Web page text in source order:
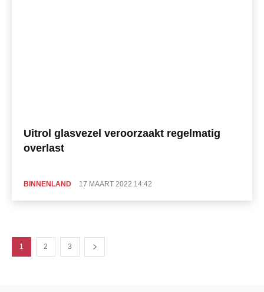
Uitrol glasvezel veroorzaakt regelmatig
overlast
BINNENLAND 17 MAART 2022 14:42
1 2 3